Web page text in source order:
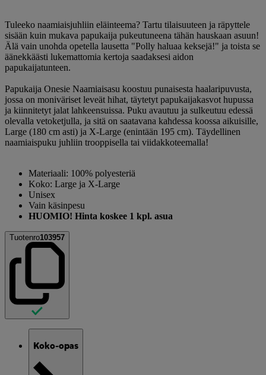
Tuleeko naamiaisjuhliin eläinteema? Tartu tilaisuuteen ja räpyttele
sisään kuin mukava papukaija pukeutuneena tähän hauskaan asuun!
Älä vain unohda opetella lausetta "Polly haluaa keksejä!" ja toista se
äänekkäästi lukemattomia kertoja saadaksesi aidon
papukaijatunteen.
Papukaija Onesie Naamiaisasu koostuu punaisesta haalaripuvusta,
jossa on moniväriset leveät hihat, täytetyt papukaijakasvot hupussa
ja kiinnitetyt jalat lahkeensuissa. Puku avautuu ja sulkeutuu edessä
olevalla vetoketjulla, ja sitä on saatavana kahdessa koossa aikuisille,
Large (180 cm asti) ja X-Large (enintään 195 cm). Täydellinen
naamiaispuku juhliin trooppisella tai viidakkoteemalla!
Materiaali: 100% polyesteriä
Koko: Large ja X-Large
Unisex
Vain käsinpesu
HUOMIO! Hinta koskee 1 kpl. asua
Tuotenro103957
Koko-opas